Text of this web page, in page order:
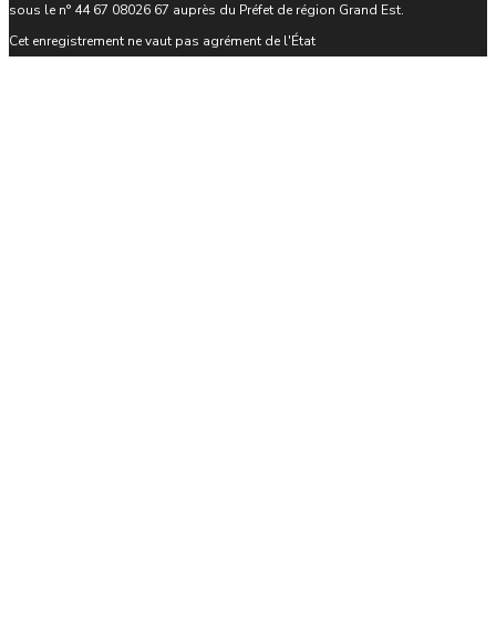
sous le n° 44 67 08026 67 auprès du Préfet de région Grand Est.
Cet enregistrement ne vaut pas agrément de l'État